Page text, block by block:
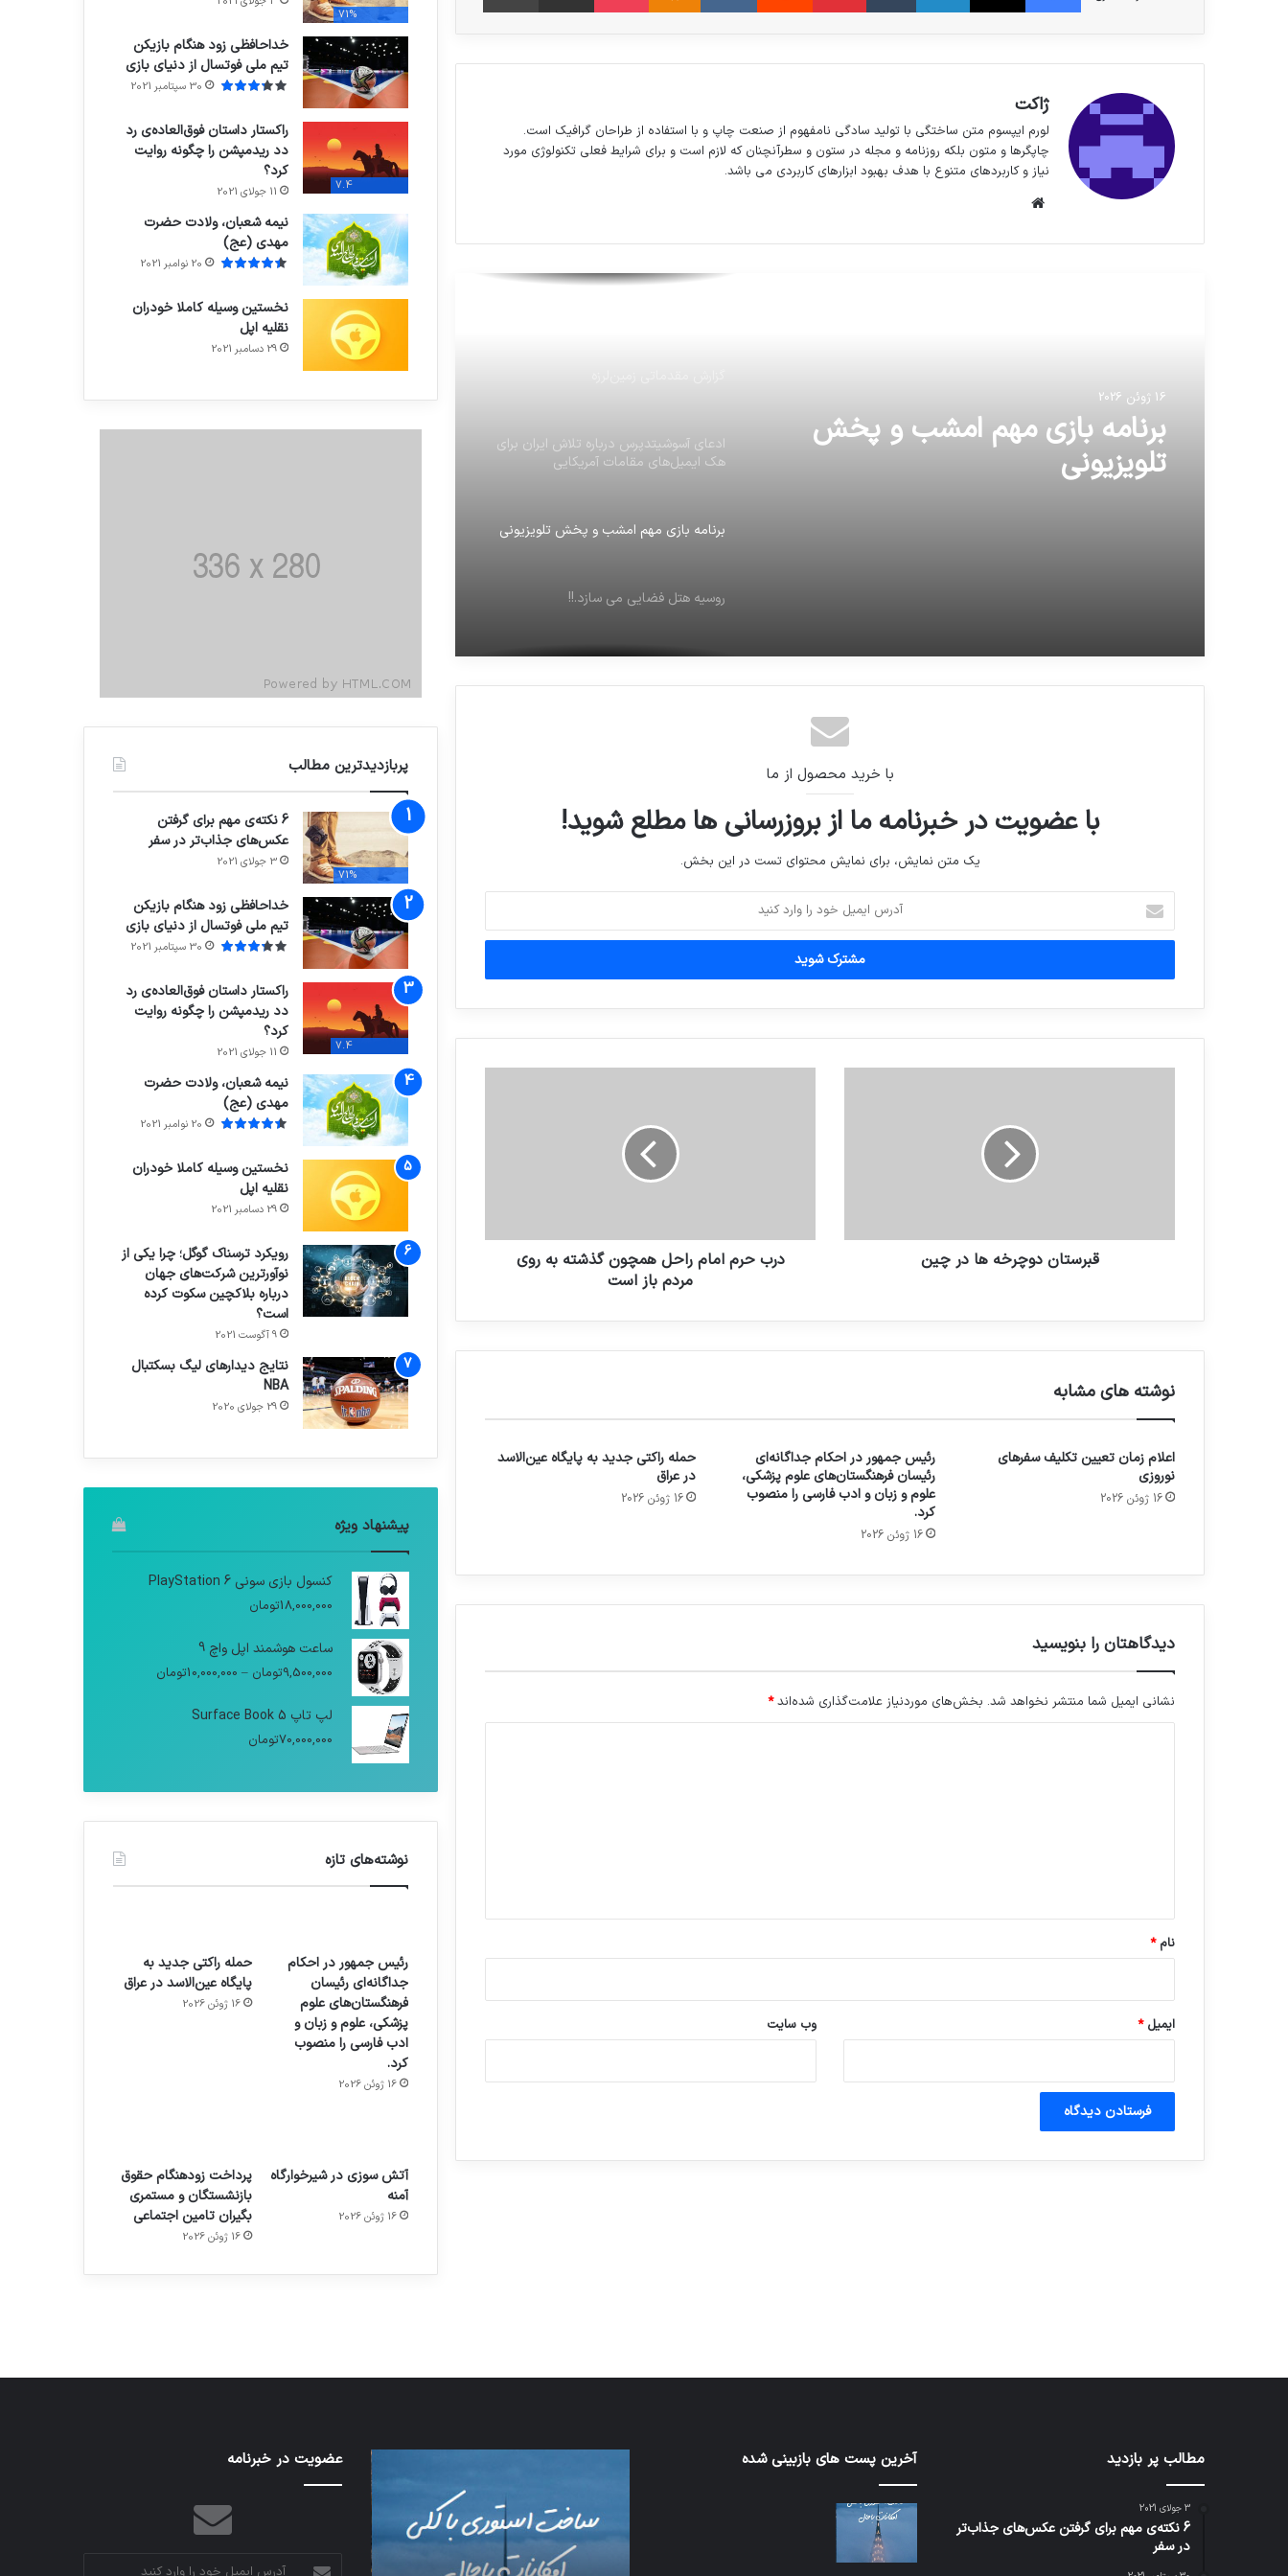
ژاکت
لورم ایپسوم متن ساختگی با تولید سادگی نامفهوم از صنعت چاپ و با استفاده از طراحان گرافیک است.
چاپگرها و متون بلکه روزنامه و مجله در ستون و سطرآنچنان که لازم است و برای شرایط فعلی تکنولوژی مورد
نیاز و کاربردهای متنوع با هدف بهبود ابزارهای کاربردی می باشد.
16 ژوئن 2026
برنامه بازی مهم امشب و پخش
تلویزیونی
برنامه بازی مهم امشب و پخش تلویزیونی
روسیه هتل فضایی می سازد.!!
آیت‌الله فیض گیلانی با سیدمحمد خاتمی
ادعای آسوشیتدپرس درباره تلاش ایران برای
هک ایمیل‌های مقامات آمریکایی
برنامه بازی مهم امشب و پخش تلویزیونی
روسیه هتل فضایی می سازد.!!
تصمیم جنجالی درباره قدس
گزارش مقدماتی زمین‌لرزه
هک ایمیل‌های مقامات آمریکایی
با خرید محصول از ما
با عضویت در خبرنامه ما از بروزرسانی ها مطلع شوید!
یک متن نمایش، برای نمایش محتوای تست در این بخش.
آدرس
ایمیل
خود
وارد
قبرستان دوچرخه ها در چین
درب حرم امام راحل همچون گذشته به روي
مردم باز است
نوشته های مشابه
اعلام زمان تعیین تکلیف سفرهای
نوروزی
16 ژوئن 2026
رئیس جمهور در احکام جداگانه‌ای
رئیسان فرهنگستان‌های علوم پزشکی،
علوم و زبان و ادب فارسی را منصوب
کرد.
16 ژوئن 2026
حمله راکتی جدید به پایگاه عین‌الاسد
در عراق
16 ژوئن 2026
دیدگاهتان را بنویسید
نشانی ایمیل شما منتشر نخواهد شد. بخش‌های موردنیاز علامت‌گذاری شده‌اند*
نام*
ایمیل* وب‌ سایت
71%
خداحافظی زود هنگام بازیکن
تیم ملی فوتسال از دنیای بازی
30 سپتامبر 2021
7.4
راکستار داستان فوق‌العاده‌ی رد
دد ریدمپشن را چگونه روایت
کرد؟
11 جولای 2021
نیمه شعبان، ولادت حضرت
مهدی (عج)
20 نوامبر 2021
نخستین وسیله کاملا خودران
نقلیه اپل
29 دسامبر 2021
پربازدیدترین مطالب
71%
6 نکته‌ی مهم برای گرفتن
عکس‌های جذاب‌تر در سفر
3 جولای 2021
خداحافظی زود هنگام بازیکن
تیم ملی فوتسال از دنیای بازی
30 سپتامبر 2021
7.4
راکستار داستان فوق‌العاده‌ی رد
دد ریدمپشن را چگونه روایت
کرد؟
11 جولای 2021
نیمه شعبان، ولادت حضرت
مهدی (عج)
20 نوامبر 2021
نخستین وسیله کاملا خودران
نقلیه اپل
29 دسامبر 2021
رویکرد ترسناک گوگل؛ چرا یکی از
نوآورترین شرکت‌های جهان
درباره بلاکچین سکوت کرده
است؟
9 آگوست 2021
نتایج دیدار‌های لیگ بسکتبال
NBA
29 جولای 2020
پیشنهاد ویژه
کنسول بازی سونی PlayStation 6
18,000,000تومان
ساعت هوشمند اپل واچ 9
9,500,000تومان –
10,000,000تومان
لپ تاپ Surface Book 5
70,000,000تومان
نوشته‌های تازه
رئیس جمهور در احکام
جداگانه‌ای رئیسان
فرهنگستان‌های علوم
پزشکی، علوم و زبان و
ادب فارسی را منصوب
کرد.
16 ژوئن 2026
حمله راکتی جدید به
پایگاه عین‌الاسد در عراق
16 ژوئن 2026
آتش سوزی در شیرخوارگاه
آمنه
16 ژوئن 2026
پرداخت زودهنگام حقوق
بازنشستگان و مستمری
بگیران تامین اجتماعی
16 ژوئن 2026
هدفون های 2023
مطالب پر بازدید
3 جولای 2021
6 نکته‌ی مهم برای گرفتن عکس‌های جذاب‌تر
در سفر
آخرین پست های بازبینی شده
تدابیر
خواب
و
بیداری
در
شبکه
5G
می‌تواند
سقوط
هواپیما
عضویت در خبرنامه
آدرس